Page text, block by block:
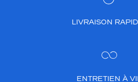
LIVRAISON
ENTRETIEN À